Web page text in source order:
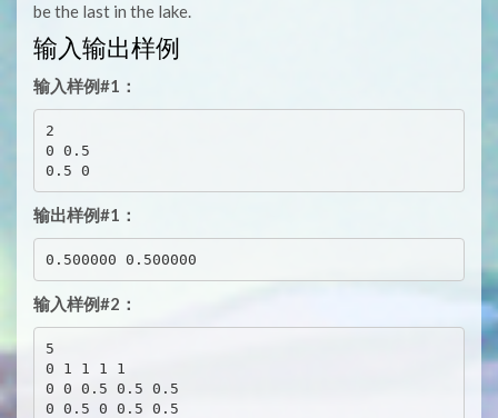
be the last in the lake.
输入输出样例
输入样例#1：
2
0 0.5
输出样例#1：
输入样例#2：
5
0 1 1 1 1
0 0 0.5 0.5 0.5
0 0.5 0 0.5 0.5